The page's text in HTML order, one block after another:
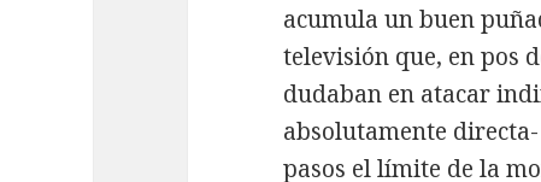
acumula un buen
televisión que, en pos
dudaban en atacar
absolutamente
pasos el límite de la